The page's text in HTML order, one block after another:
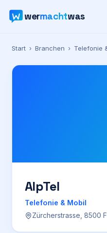
wermachtwas
Verzeichnis
Karte
Preise
Für Firmen
Start › Branchen › Telefonie
AlpTel
Telefonie & Mobil
Zürcherstrasse, 8500